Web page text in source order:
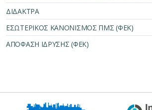
ΔΙΔΑΚΤΡΑ
ΕΣΩΤΕΡΙΚΟΣ ΚΑΝΟΝΙΣΜΟΣ ΠΜΣ (ΦΕΚ)
ΑΠΟΦΑΣΗ ΙΔΡΥΣΗΣ (ΦΕΚ)